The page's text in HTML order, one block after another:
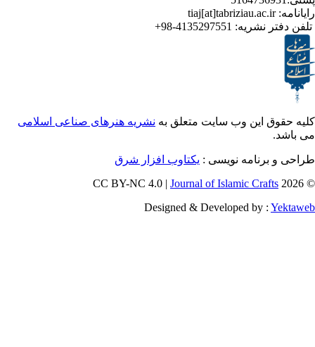
نشریه:4135297551-98+
این وب سایت متعلق بهنشریه هنرهای صناعی اسلامی
نویسی : یکتاوب افزار شرق
Journal of Islamic
Designed & Developed by :